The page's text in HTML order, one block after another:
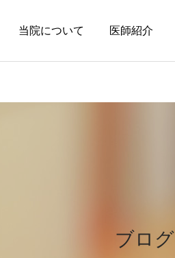
当院について 医師紹介
～エキシマライト（紫外線ブログ